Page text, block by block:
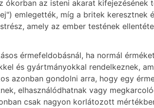
ókorban az isteni akarat kifejezésének
emlegették, míg a britek keresztnek
amely az ember testének
érmefeldobásnál, ha normál
és gyártmányokkal rendelkeznek,
azonban gondolni arra, hogy egy
elhasználódhatnak vagy
csak nagyon korlátozott